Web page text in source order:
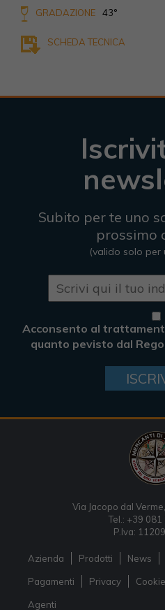
GRADAZIONE 43°
SCHEDA TECNICA
Subito per te uno
prossimo
(valido solo per
Acconsento al
quanto pevisto dal
Via Jacopo dal
Tel.: +39
P.Iva:
Azienda Prodotti News
Pagamenti Privacy Cookie
Agenti